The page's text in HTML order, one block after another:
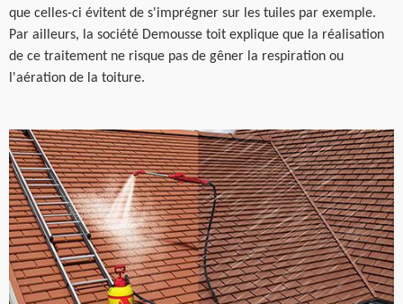
que celles-ci évitent de s'imprégner sur les tuiles par exemple.
Par ailleurs, la société Demousse toit explique que la réalisation
de ce traitement ne risque pas de gêner la respiration ou
l'aération de la toiture.